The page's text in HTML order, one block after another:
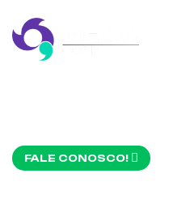
FALE CONOSCO!